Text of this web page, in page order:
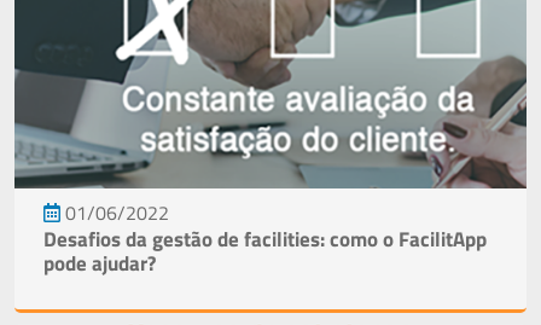
01/06/2022
Desafios da gestão de facilities: como o FacilitApp
pode ajudar?